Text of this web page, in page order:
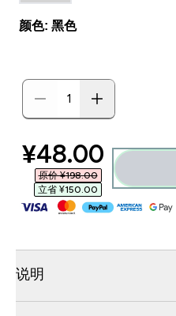
颜色: 黑色
discounted
¥48.00‎
原价 ¥198.00‎
立省 ¥150.00‎
说明